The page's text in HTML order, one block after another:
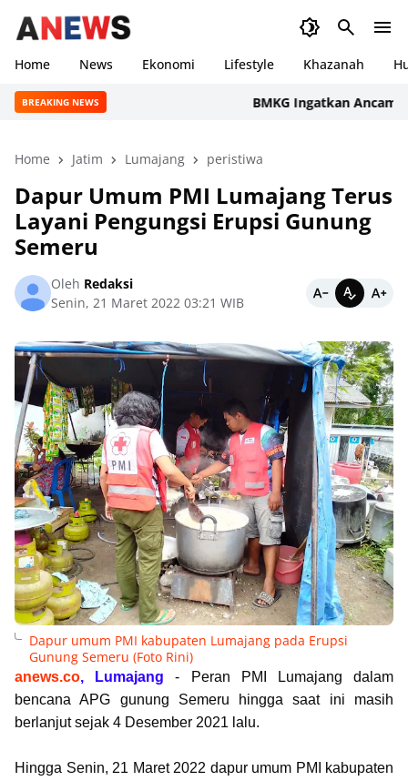
Home News Ekonomi Lifestyle Khazanah
BREAKING NEWS BMKG Ingatkan Ancaman
Home Jatim Lumajang peristiwa
Dapur Umum PMI Lumajang Terus
Layani Pengungsi Erupsi Gunung
Semeru
Oleh Redaksi
Senin, 21 Maret 2022 03:21 WIB
Dapur umum PMI kabupaten Lumajang pada Erupsi
Gunung Semeru (Foto Rini)
anews.co, Lumajang - Peran PMI Lumajang dalam
bencana APG gunung Semeru hingga saat ini masih
berlanjut sejak 4 Desember 2021 lalu.
Hingga Senin, 21 Maret 2022 dapur umum PMI kabupaten